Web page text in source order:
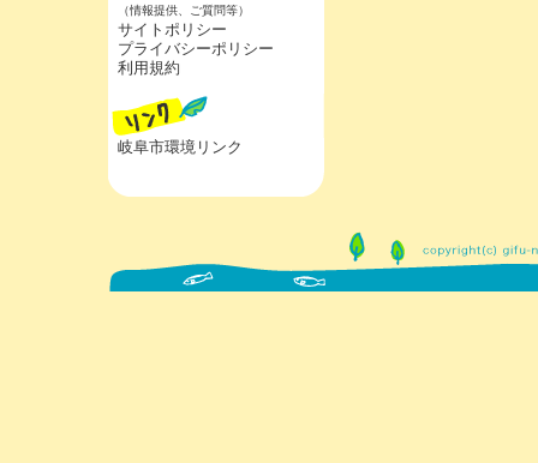
（情報提供、ご質問等）
サイトポリシー
プライバシーポリシー
利用規約
岐阜市環境リンク